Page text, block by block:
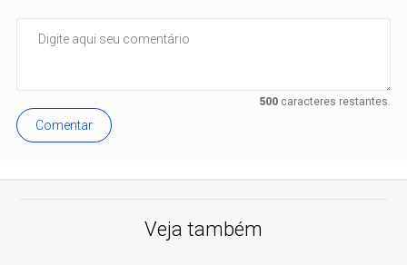
500caracteres restantes.
Comentar
Veja também